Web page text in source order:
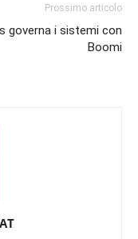
Prossimo articolo
governa i sistemi con
Boomi